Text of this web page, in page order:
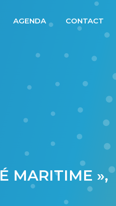
AGENDA CONTACT
MARITIME »,